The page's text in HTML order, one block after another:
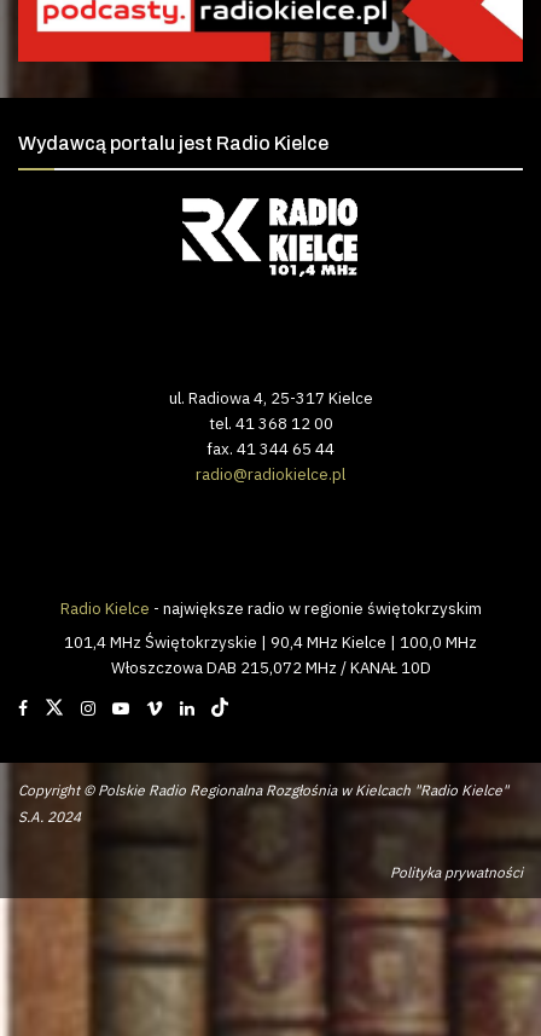
Wydawcą portalu jest Radio Kielce
ul. Radiowa 4, 25-317 Kielce
tel. 41 368 12 00
fax. 41 344 65 44
radio@radiokielce.pl
Radio Kielce - największe radio w regionie świętokrzyskim
101,4 MHz Świętokrzyskie | 90,4 MHz Kielce | 100,0 MHz
Włoszczowa DAB 215,072 MHz / KANAŁ 10D
Copyright © Polskie Radio Regionalna Rozgłośnia w Kielcach "Radio Kielce"
S.A. 2024
Polityka prywatności